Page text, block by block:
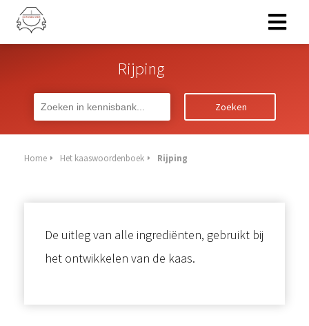
Rijping
Zoeken
Home Het kaaswoordenboek Rijping
De uitleg van alle ingrediënten, gebruikt bij
het ontwikkelen van de kaas.